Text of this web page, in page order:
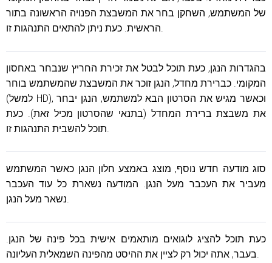
של המשתמש, השחקן בחר את המשבצת הפנויה הראשונה בתור
הראשית. כעת ניתן להתאים התנהגות זו.
בהגדרות הנגן, כעת תוכל לבטל את זכירת החריץ שנבחר באחסון
המקומי. כברירת מחדל, הנגן זוכר את המשבצת שהמשתמש בוחר
(למשל HD), וכאשר מגיש את הסרטון הבא למשתמש, הנגן יבחר
את משבצת ברירת המחדל (בתנאי שהסרטון מכיל זאת). כעת
תוכל להשבית התנהגות זו.
סוג מודעה חדש נוסף, מוצג באמצע חלון הנגן כאשר המשתמש
מעביר את העכבר מעל הנגן. המודעה נשארת כל עוד העכבר
נשאר מעל הנגן.
כעת תוכל להציג לוגואים מותאמים אישית בכל פינה של הנגן.
בעבר, אתה יכול רק לציין את ההיסט מהפינה השמאלית העליונה.